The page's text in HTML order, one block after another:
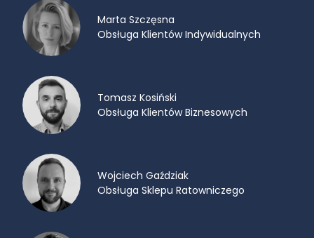
Marta Szczęsna
Obsługa Klientów Indywidualnych
Tomasz Kosiński
Obsługa Klientów Biznesowych
Wojciech Gaździak
Obsługa Sklepu Ratowniczego